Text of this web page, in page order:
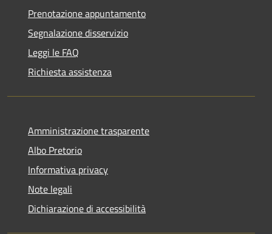
Prenotazione appuntamento
Segnalazione disservizio
Leggi le FAQ
Richiesta assistenza
Amministrazione trasparente
Albo Pretorio
Informativa privacy
Note legali
Dichiarazione di accessibilità